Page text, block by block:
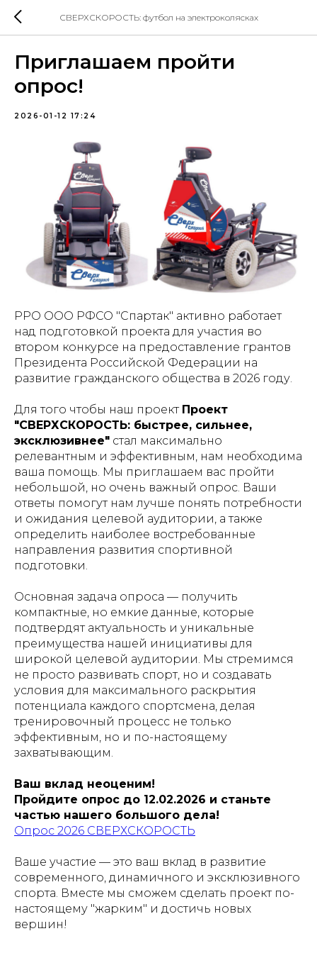
СВЕРХСКОРОСТЬ: футбол на электроколясках
Приглашаем пройти
опрос!
2026-01-12 17:24
РРО ООО РФСО "Спартак" активно работает
над подготовкой проекта для участия во
втором конкурсе на предоставление грантов
Президента Российской Федерации на
развитие гражданского общества в 2026 году.
Для того чтобы наш проект Проект
"СВЕРХСКОРОСТЬ: быстрее, сильнее,
эксклюзивнее" стал максимально
релевантным и эффективным, нам необходима
ваша помощь. Мы приглашаем вас пройти
небольшой, но очень важный опрос. Ваши
ответы помогут нам лучше понять потребности
и ожидания целевой аудитории, а также
определить наиболее востребованные
направления развития спортивной
подготовки.
Основная задача опроса — получить
компактные, но емкие данные, которые
подтвердят актуальность и уникальные
преимущества нашей инициативы для
широкой целевой аудитории. Мы стремимся
не просто развивать спорт, но и создавать
условия для максимального раскрытия
потенциала каждого спортсмена, делая
тренировочный процесс не только
эффективным, но и по-настоящему
захватывающим.
Ваш вклад неоценим!
Пройдите опрос до 12.02.2026 и станьте
частью нашего большого дела!
Опрос 2026 СВЕРХСКОРОСТЬ
Ваше участие — это ваш вклад в развитие
современного, динамичного и эксклюзивного
спорта. Вместе мы сможем сделать проект по-
настоящему "жарким" и достичь новых
вершин!